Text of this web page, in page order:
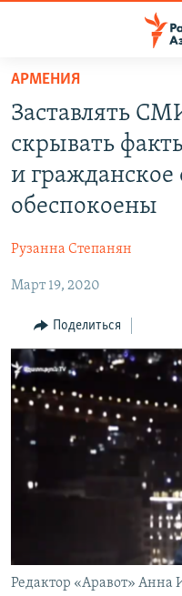
Перейти
основному
содержанию
Перейти
основной
Перейти
ПОЛИТИКА
ОБЩЕСТВО
РЕГИОН
НАГОРНЫЙ КАРАБАХ
КУЛЬТУРА
СПОРТ
АРХИВ
Հայերեն
Все сайты Радио
АРМЕНИЯ
Заставлять
скрывать
и гражданское
обеспокоены
Рузанна Степанян
Март 19, 2020
Поделиться
Редактор «Аравот» Анна